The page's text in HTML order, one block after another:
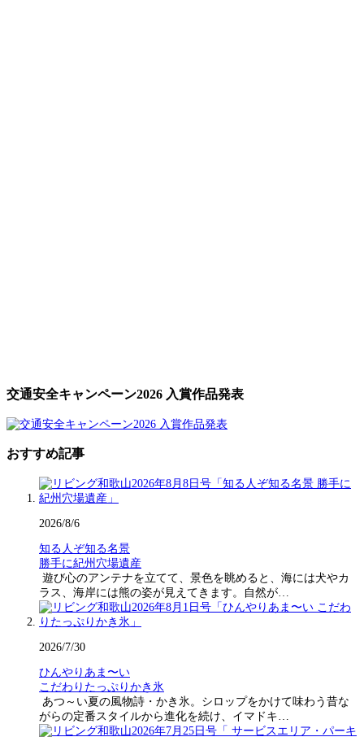
交通安全キャンペーン2026 入賞作品発表
おすすめ記事
2026/8/6
知る人ぞ知る名景
勝手に紀州穴場遺産
遊び心のアンテナを立てて、景色を眺めると、海には犬やカ
ラス、海岸には熊の姿が見えてきます。自然が…
2026/7/30
ひんやりあま〜い
こだわりたっぷりかき氷
あつ～い夏の風物詩・かき氷。シロップをかけて味わう昔な
がらの定番スタイルから進化を続け、イマドキ…